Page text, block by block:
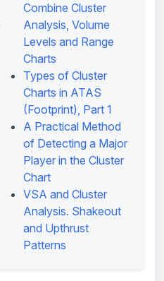
Combine Cluster
Analysis, Volume
Levels and Range
Charts
Types of Cluster
Charts in ATAS
(Footprint), Part 1
A Practical Method
of Detecting a Major
Player in the Cluster
Chart
VSA and Cluster
Analysis. Shakeout
and Upthrust
Patterns